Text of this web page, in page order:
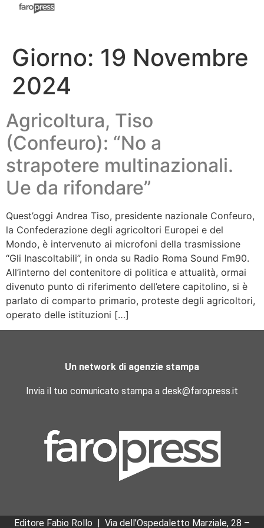
Giorno: 19 Novembre
2024
Agricoltura, Tiso
(Confeuro): “No a
strapotere multinazionali.
Ue da rifondare”
Quest’oggi Andrea Tiso, presidente nazionale Confeuro,
la Confederazione degli agricoltori Europei e del
Mondo, è intervenuto ai microfoni della trasmissione
“Gli Inascoltabili”, in onda su Radio Roma Sound Fm90.
All’interno del contenitore di politica e attualità, ormai
divenuto punto di riferimento dell’etere capitolino, si è
parlato di comparto primario, proteste degli agricoltori,
operato delle istituzioni […]
Un network di agenzie stampa
Invia il tuo comunicato stampa a desk@faropress.it
Editore Fabio Rollo | Via dell’Ospedaletto Marziale, 28 –